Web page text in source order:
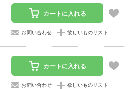
カートに入れる
お問い合わせ 欲しいものリスト
カートに入れる
お問い合わせ 欲しいものリスト